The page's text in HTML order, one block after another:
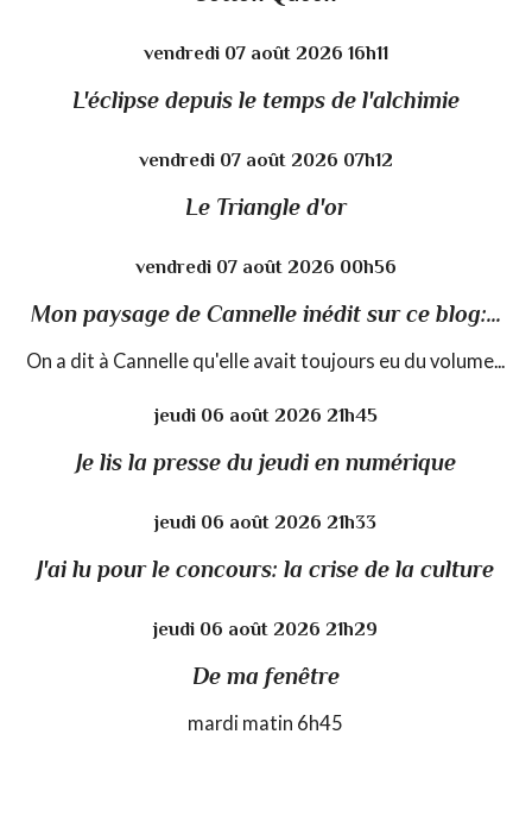
vendredi 07 août 2026 16h11
L'éclipse depuis le temps de l'alchimie
vendredi 07 août 2026 07h12
Le Triangle d'or
vendredi 07 août 2026 00h56
Mon paysage de Cannelle inédit sur ce blog:...
On a dit à Cannelle qu'elle avait toujours eu du volume...
jeudi 06 août 2026 21h45
Je lis la presse du jeudi en numérique
jeudi 06 août 2026 21h33
J'ai lu pour le concours: la crise de la culture
jeudi 06 août 2026 21h29
De ma fenêtre
mardi matin 6h45